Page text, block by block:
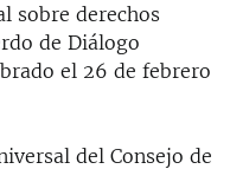
sobre derechos
de Diálogo
el 26 de febrero
del Consejo de